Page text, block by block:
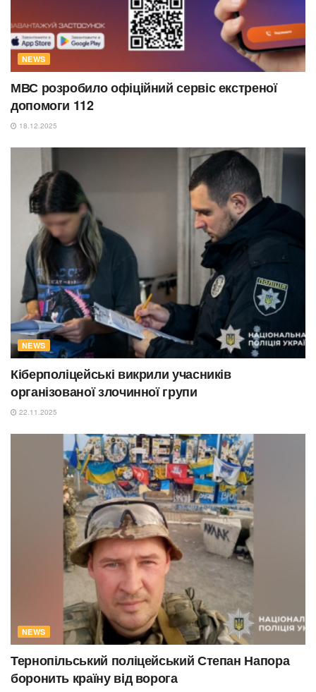
NEWS
МВС розробило офіційний сервіс екстреної
допомоги 112
18.12.2025
NEWS
Кіберполіцейські викрили учасників
організованої злочинної групи
22.11.2025
NEWS
Тернопільський поліцейський Степан Напора
боронить країну від ворога